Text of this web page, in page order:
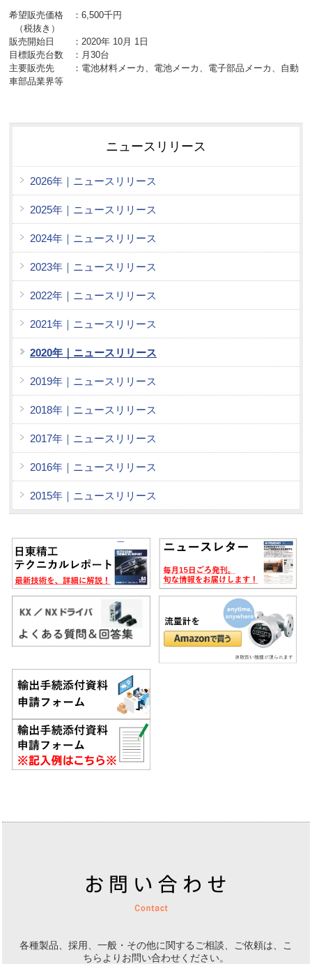
希望販売価格 ：6,500千円
（税抜き）
販売開始日 ：2020年 10月 1日
目標販売台数 ：月30台
主要販売先 ：電池材料メーカ、電池メーカ、電子部品メーカ、自動
車部品業界等
ニュースリリース
2026年｜ニュースリリース
2025年｜ニュースリリース
2024年｜ニュースリリース
2023年｜ニュースリリース
2022年｜ニュースリリース
2021年｜ニュースリリース
2020年｜ニュースリリース
2019年｜ニュースリリース
2018年｜ニュースリリース
2017年｜ニュースリリース
2016年｜ニュースリリース
2015年｜ニュースリリース
各種製品、採用、一般・その他に関するご相談、ご依頼は、
こ
ちらよりお問い合わせください。